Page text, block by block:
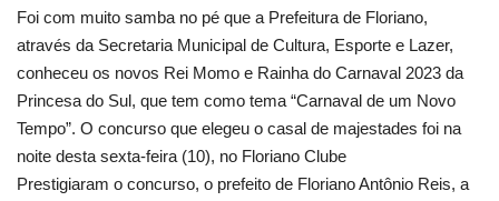
Foi com muito samba no pé que a Prefeitura de Floriano,
através da Secretaria Municipal de Cultura, Esporte e Lazer,
conheceu os novos Rei Momo e Rainha do Carnaval 2023 da
Princesa do Sul, que tem como tema “Carnaval de um Novo
Tempo”. O concurso que elegeu o casal de majestades foi na
noite desta sexta-feira (10), no Floriano Clube
Prestigiaram o concurso, o prefeito de Floriano Antônio Reis, a